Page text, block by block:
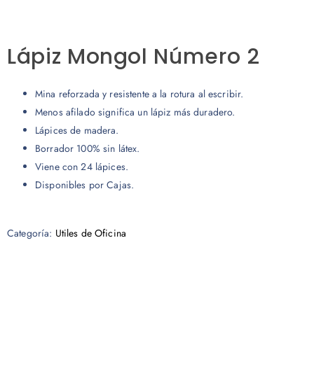
Lápiz Mongol Número 2
Mina reforzada y resistente a la rotura al escribir.
Menos afilado significa un lápiz más duradero.
Lápices de madera.
Borrador 100% sin látex.
Viene con 24 lápices.
Disponibles por Cajas.
Categoría: Utiles de Oficina